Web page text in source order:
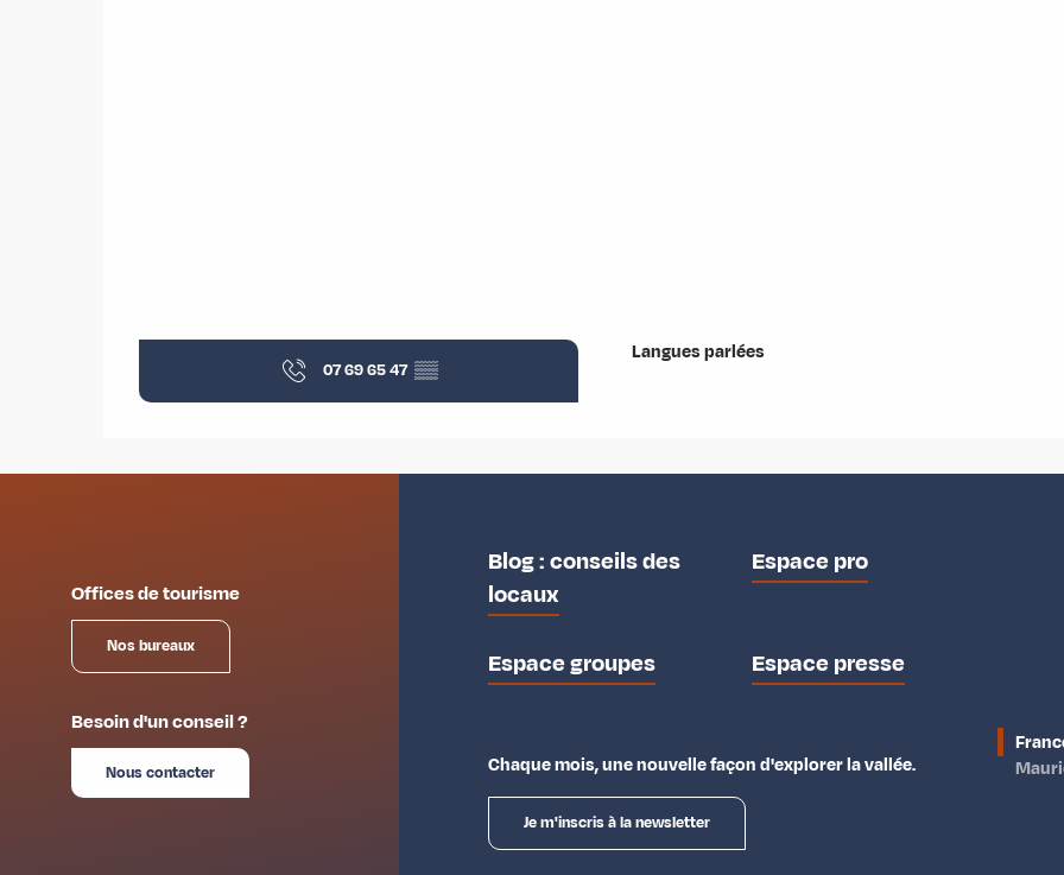
07 69 65 47 ▒▒
Langues parlées
Langues parlées
Offices de tourisme
Nos bureaux
Besoin d'un conseil ?
Nous contacter
Blog : conseils des
locaux
Espace pro
Espace groupes Espace presse
Chaque mois, une nouvelle façon d'explorer la vallée.
Je m'inscris à la newsletter